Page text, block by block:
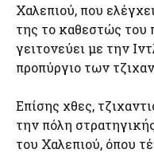
Χαλεπιού, που
της το καθεστώς
γειτονεύει με την
προπύργιο των
Επίσης χθες,
την πόλη
του Χαλεπιού, όπου